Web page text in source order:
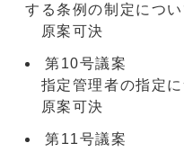
する条例の制定につい
原案可決
第10号議案
指定管理者の指定に
原案可決
第11号議案